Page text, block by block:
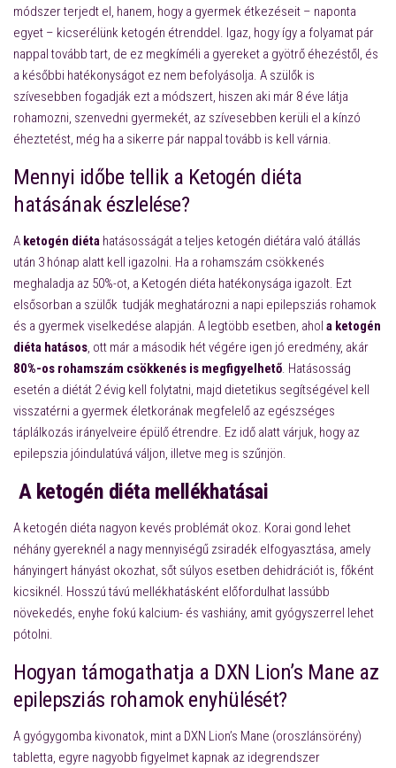
módszer terjedt el, hanem, hogy a gyermek étkezéseit – naponta
egyet – kicserélünk ketogén étrenddel. Igaz, hogy így a folyamat pár
nappal tovább tart, de ez megkíméli a gyereket a gyötrő éhezéstől, és
a későbbi hatékonyságot ez nem befolyásolja. A szülők is
szívesebben fogadják ezt a módszert, hiszen aki már 8 éve látja
rohamozni, szenvedni gyermekét, az szívesebben kerüli el a kínzó
éheztetést, még ha a sikerre pár nappal tovább is kell várnia.
Mennyi időbe tellik a Ketogén diéta
hatásának észlelése?
A ketogén diéta hatásosságát a teljes ketogén diétára való átállás
után 3 hónap alatt kell igazolni. Ha a rohamszám csökkenés
meghaladja az 50%-ot, a Ketogén diéta hatékonysága igazolt. Ezt
elsősorban a szülők tudják meghatározni a napi epilepsziás rohamok
és a gyermek viselkedése alapján. A legtöbb esetben, ahol a ketogén
diéta hatásos, ott már a második hét végére igen jó eredmény, akár
80%-os rohamszám csökkenés is megfigyelhető. Hatásosság
esetén a diétát 2 évig kell folytatni, majd dietetikus segítségével kell
visszatérni a gyermek életkorának megfelelő az egészséges
táplálkozás irányelveire épülő étrendre. Ez idő alatt várjuk, hogy az
epilepszia jóindulatúvá váljon, illetve meg is szűnjön.
A ketogén diéta mellékhatásai
A ketogén diéta nagyon kevés problémát okoz. Korai gond lehet
néhány gyereknél a nagy mennyiségű zsiradék elfogyasztása, amely
hányingert hányást okozhat, sőt súlyos esetben dehidrációt is, főként
kicsiknél. Hosszú távú mellékhatásként előfordulhat lassúbb
növekedés, enyhe fokú kalcium- és vashiány, amit gyógyszerrel lehet
pótolni.
Hogyan támogathatja a DXN Lion’s Mane az
epilepsziás rohamok enyhülését?
A gyógygomba kivonatok, mint a DXN Lion’s Mane (oroszlánsörény)
tabletta, egyre nagyobb figyelmet kapnak az idegrendszer